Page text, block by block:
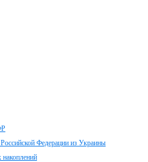
Федерации из Украины